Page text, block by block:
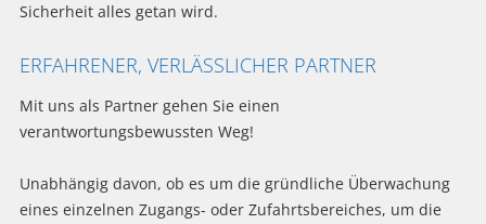
Sicherheit alles getan wird.
ERFAHRENER, VERLÄSSLICHER PARTNER
Mit uns als Partner gehen Sie einen
verantwortungsbewussten Weg!
Unabhängig davon, ob es um die gründliche Überwachung
eines einzelnen Zugangs- oder Zufahrtsbereiches, um die